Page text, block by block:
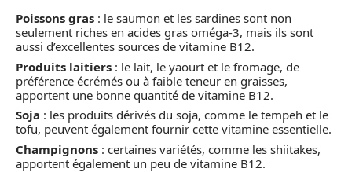
Poissons gras : le saumon et les sardines sont non
seulement riches en acides gras oméga-3, mais ils sont
aussi d’excellentes sources de vitamine B12.
Produits laitiers : le lait, le yaourt et le fromage, de
préférence écrémés ou à faible teneur en graisses,
apportent une bonne quantité de vitamine B12.
Soja : les produits dérivés du soja, comme le tempeh et le
tofu, peuvent également fournir cette vitamine essentielle.
Champignons : certaines variétés, comme les shiitakes,
apportent également un peu de vitamine B12.